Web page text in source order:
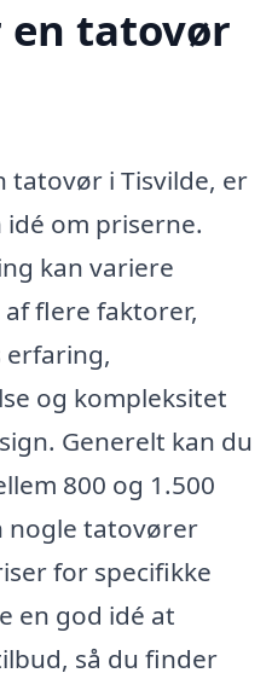
en tatovør
tatovør i Tisvilde, er
om priserne.
kan variere
flere faktorer,
og kompleksitet
Generelt kan du
800 og 1.500
nogle tatovører
for specifikke
en god idé at
så du finder